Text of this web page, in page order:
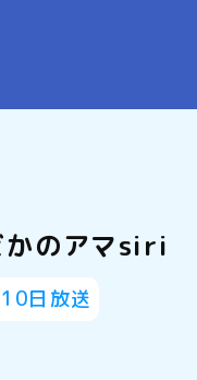
かのアマsiri
日放送